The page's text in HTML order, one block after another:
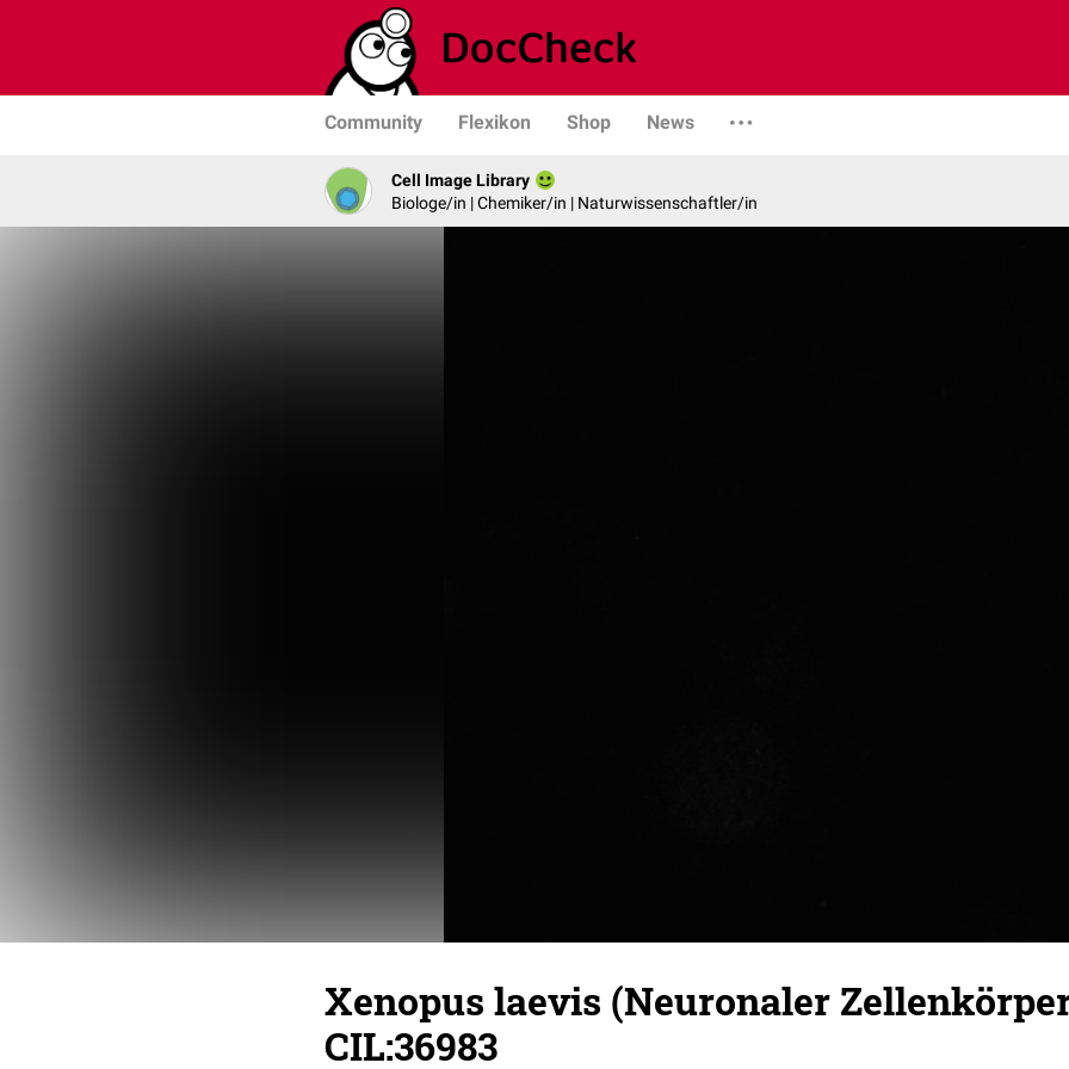
Community Flexikon Shop News
Cell Image Library
Biologe/in | Chemiker/in | Naturwissenschaftler/in
Xenopus laevis (Neuronaler
CIL:36983